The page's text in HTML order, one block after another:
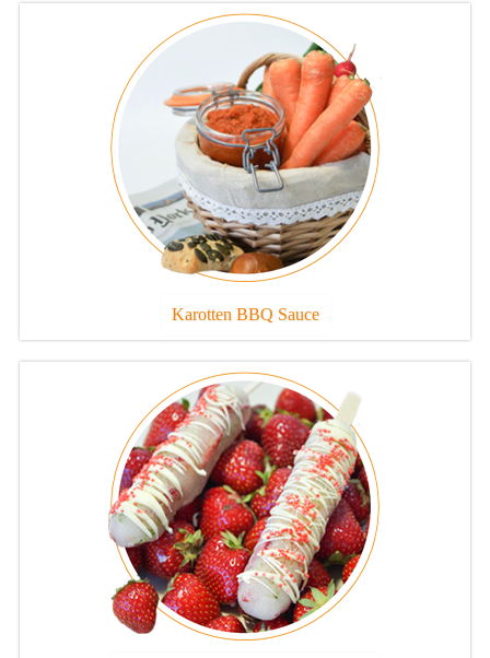
Karotten BBQ Sauce